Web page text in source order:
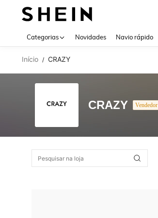
Categorias Novidades Navio rápido
Início / CRAZY
CRAZY Vendedor